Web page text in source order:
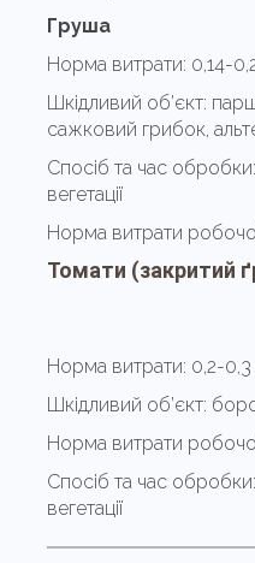
Груша
Норма витрати: 0,14-
Шкідливий об’єкт:
сажковий грибок,
Спосіб та час обробки:
вегетації
Норма витрати
Томати (закритий
Норма витрати: 0,2-0,3
Шкідливий об’єкт:
Норма витрати
Спосіб та час обробки:
вегетації